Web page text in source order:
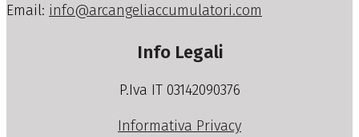
Email: info@arcangeliaccumulatori.com
Info Legali
P.Iva IT 03142090376
Informativa Privacy